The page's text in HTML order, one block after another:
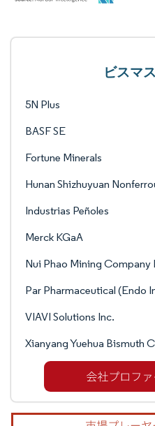
ビスマ
5N Plus
BASF SE
Fortune Minerals
Hunan Shizhuyuan
Industrias Peñoles
Merck KGaA
Nui Phao Mining Company
Par Pharmaceutical (Endo
VIAVI Solutions Inc.
Xianyang Yuehua Bismuth